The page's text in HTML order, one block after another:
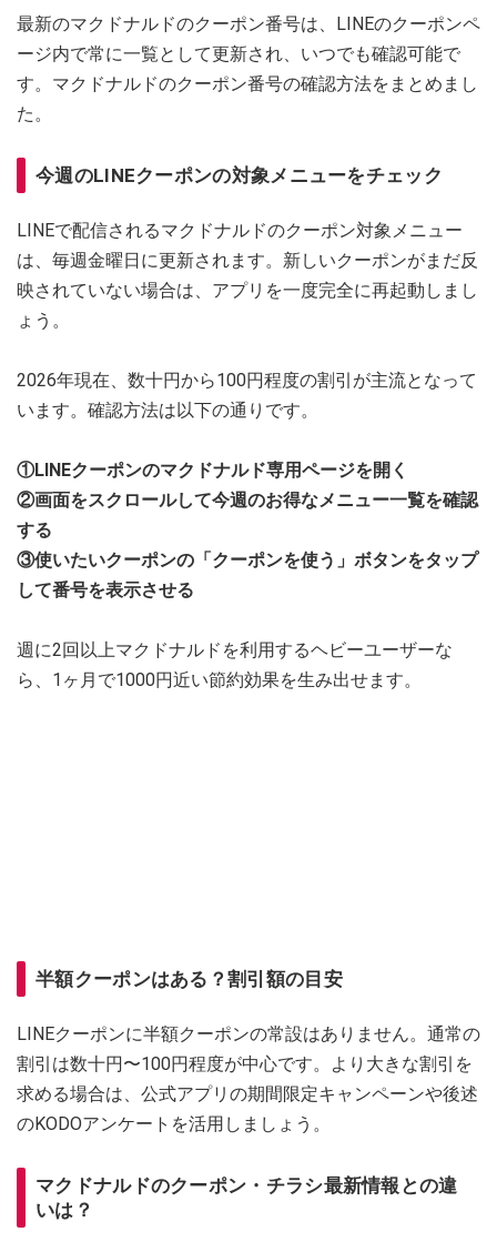
最新のマクドナルドのクーポン番号は、LINEのクーポンペ
ージ内で常に一覧として更新され、いつでも確認可能で
す。マクドナルドのクーポン番号の確認方法をまとめまし
た。
今週のLINEクーポンの対象メニューをチェック
LINEで配信されるマクドナルドのクーポン対象メニュー
は、毎週金曜日に更新されます。新しいクーポンがまだ反
映されていない場合は、アプリを一度完全に再起動しまし
ょう。
2026年現在、数十円から100円程度の割引が主流となって
います。確認方法は以下の通りです。
①LINEクーポンのマクドナルド専用ページを開く
②画面をスクロールして今週のお得なメニュー一覧を確認
する
③使いたいクーポンの「クーポンを使う」ボタンをタップ
して番号を表示させる
週に2回以上マクドナルドを利用するヘビーユーザーな
ら、1ヶ月で1000円近い節約効果を生み出せます。
半額クーポンはある？割引額の目安
LINEクーポンに半額クーポンの常設はありません。通常の
割引は数十円〜100円程度が中心です。より大きな割引を
求める場合は、公式アプリの期間限定キャンペーンや後述
のKODOアンケートを活用しましょう。
マクドナルドのクーポン・チラシ最新情報との違
いは？